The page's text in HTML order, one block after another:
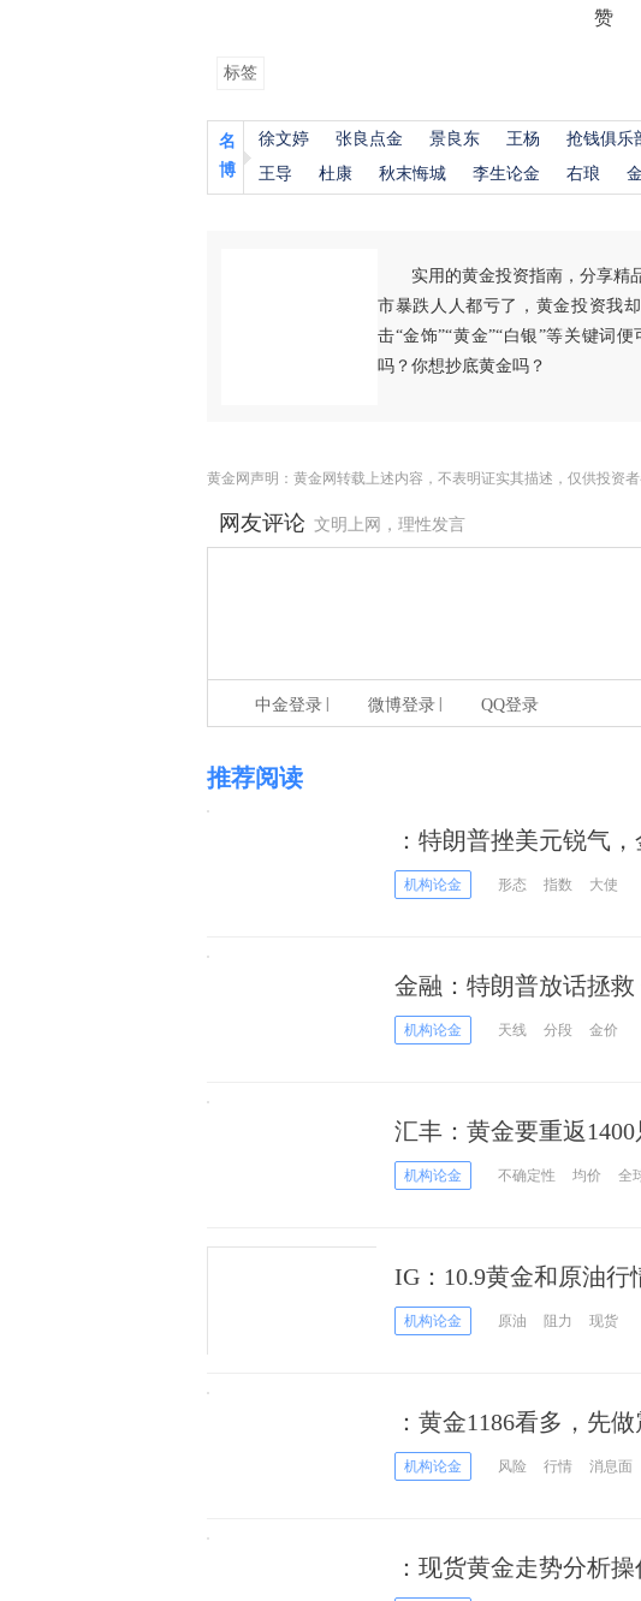
赞
标签
名
博
徐文婷 张良点金 景良东 王杨 抢钱俱乐
王导
杜康 秋末悔城 李生论金 右琅
实用的黄金投资指南，分享精
市暴跌人人都亏了，黄金投资我
击“金饰”“黄金”“白银”等关键词
吗？你想抄底黄金吗？
黄金网声明：黄金网转载上述内容，不表明证实其描述，仅供投资
网友评论 文明上网，理性发言
中金登录 微博登录 QQ登录
推荐阅读
：特朗普挫美元锐气
机构论金 形态 指数 大使
金融：特朗普放话拯救
机构论金 天线 分段 金价
汇丰：黄金要重返
机构论金 不确定性 均价 全
IG：10.9黄金和原油行
机构论金 原油 阻力 现货
：黄金1186看多，先
机构论金 风险 行情 消息面
：现货黄金走势分析